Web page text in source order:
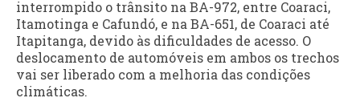
interrompido o trânsito na BA-972, entre Coaraci,
Itamotinga e Cafundó, e na BA-651, de Coaraci até
Itapitanga, devido às dificuldades de acesso. O
deslocamento de automóveis em ambos os trechos
vai ser liberado com a melhoria das condições
climáticas.